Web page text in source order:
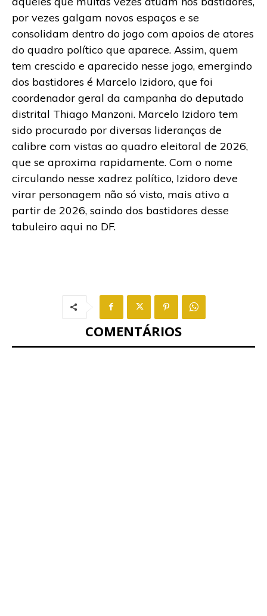
por vezes galgam novos espaços e se
consolidam dentro do jogo com apoios de atores
do quadro político que aparece. Assim, quem
tem crescido e aparecido nesse jogo, emergindo
dos bastidores é Marcelo Izidoro, que foi
coordenador geral da campanha do deputado
distrital Thiago Manzoni. Marcelo Izidoro tem
sido procurado por diversas lideranças de
calibre com vistas ao quadro eleitoral de 2026,
que se aproxima rapidamente. Com o nome
circulando nesse xadrez político, Izidoro deve
virar personagem não só visto, mais ativo a
partir de 2026, saindo dos bastidores desse
tabuleiro aqui no DF.
COMENTÁRIOS